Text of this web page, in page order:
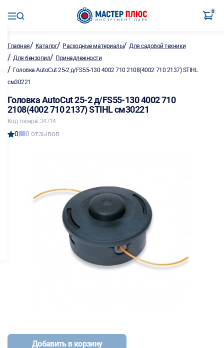
0
Главная/ Каталог/ Расходные материалы/Для садовой техники
/ Для бензопил/ Принадлежности
/ Головка AutoCut 25-2 д/FS55-130 4002 710 2108(4002 710 2137) STIHL
см30221
Головка AutoCut 25-2 д/FS55-130 4002 710
2108(4002 710 2137) STIHL см30221
Код товара: 34714
0 0 отзывов
Добавить в корзину